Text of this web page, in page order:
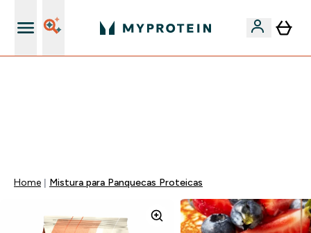
Home Mistura para Panquecas Proteicas